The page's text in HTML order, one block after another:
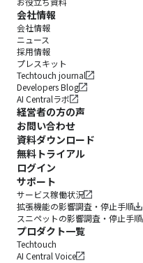
会社情報
会社情報
ニュース
採用情報
プレスキット
Techtouch journal
Developers Blog
AI Centralラボ
経営者の方の声
お問い合わせ
資料ダウンロード
無料トライアル
ログイン
サポート
サービス稼働状況
拡張機能の影響調査・停止手順
スニペットの影響調査・停止手順
プロダクト一覧
Techtouch
AI Central Voice